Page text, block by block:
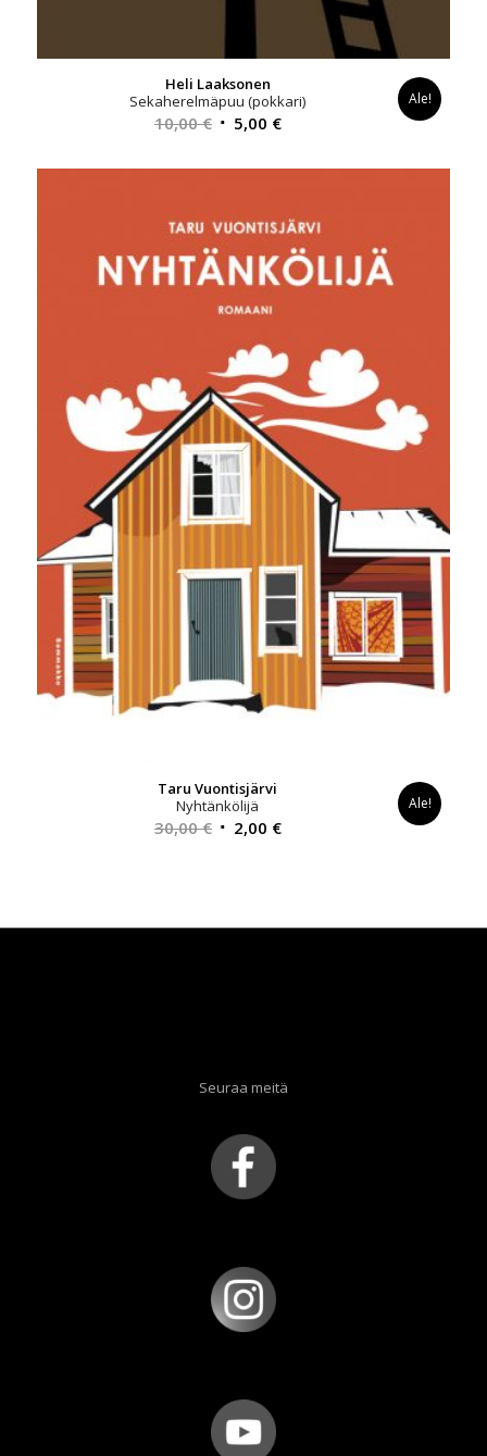
Heli Laaksonen
Sekaherelmäpuu (pokkari)
10,00€ Alkuperäinen
oli:
5,00 €Nykyinen
on:
Ale!
Taru Vuontisjärvi
Nyhtänkölijä
30,00€ Alkuperäinen
2,00 €Nykyinen
Ale!
Seuraa meitä